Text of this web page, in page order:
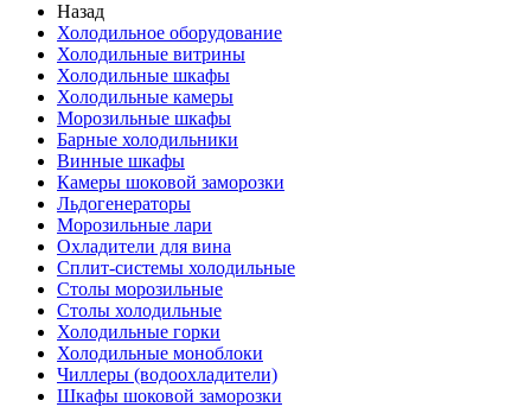
Назад
Холодильное оборудование
Холодильные витрины
Холодильные шкафы
Холодильные камеры
Морозильные шкафы
Барные холодильники
Винные шкафы
Камеры шоковой заморозки
Льдогенераторы
Морозильные лари
Охладители для вина
Сплит-системы холодильные
Столы морозильные
Столы холодильные
Холодильные горки
Холодильные моноблоки
Чиллеры (водоохладители)
Шкафы шоковой заморозки